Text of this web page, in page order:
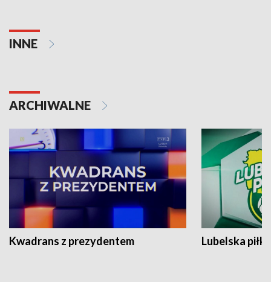
INNE
ARCHIWALNE
Kwadrans z prezydentem Lubelska piłka